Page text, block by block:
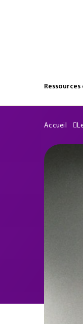
Accueil